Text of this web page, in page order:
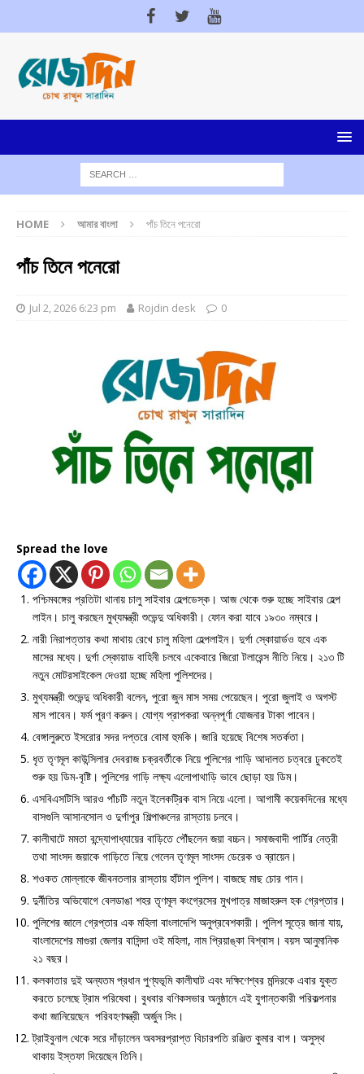
HOME আমার বাংলা পাঁচ তিনে পনেরো
পাঁচ তিনে পনেরো
Jul 2, 2026 6:23 pm Rojdin desk 0
Spread the love
পশ্চিমবঙ্গের প্রতিটা থানায় চালু সাইবার হেল্পডেস্ক। আজ থেকে শুরু হচ্ছে সাইবার হেল্প
লাইন। চালু করছেন মুখ্যমন্ত্রী শুভেন্দু অধিকারী। ফোন করা যাবে ১৯৩০ নম্বরে।
নারী নিরাপত্তার কথা মাথায় রেখে চালু মহিলা হেল্পলাইন। দুর্গা স্কোয়ার্ডও হবে এক
মাসের মধ্যে। দুর্গা স্কোয়াড বাহিনী চলবে একেবারে জিরো টলারেন্স নীতি নিয়ে। ২১৩ টি
নতুন মোটরসাইকেল দেওয়া হচ্ছে মহিলা পুলিশদের।
মুখ্যমন্ত্রী শুভেন্দু অধিকারী বলেন, পুরো জুন মাস সময় পেয়েছেন। পুরো জুলাই ও অগস্ট
মাস পাবেন। ফর্ম পূরণ করুন। যোগ্য প্রাপকরা অন্নপূর্ণা যোজনার টাকা পাবেন।
বেঙ্গালুরুতে ইসরোর সদর দপ্তরে বোমা হুমকি। জারি হয়েছে বিশেষ সতর্কতা।
ধৃত তৃণমূল কাউন্সিলার দেবরাজ চক্রবর্তীকে নিয়ে পুলিশের গাড়ি আদালত চত্বরে ঢুকতেই
শুরু হয় ডিম-বৃষ্টি। পুলিশের গাড়ি লক্ষ্য এলোপাথাড়ি ভাবে ছোড়া হয় ডিম।
এসবিএসটিসি আরও পাঁচটি নতুন ইলেকট্রিক বাস নিয়ে এলো। আগামী কয়েকদিনের মধ্যে
বাসগুলি আসানসোল ও দুর্গাপুর শিল্পাঞ্চলের রাস্তায় চলবে।
কালীঘাটে মমতা বন্দ্যোপাধ্যায়ের বাড়িতে পৌঁছলেন জয়া বচ্চন। সমাজবাদী পার্টির নেত্রী
তথা সাংসদ জয়াকে গাড়িতে নিয়ে গেলেন তৃণমূল সাংসদ ডেরেক ও ব্রায়েন।
শওকত মোল্লাকে জীবনতলার রাস্তায় হাঁটাল পুলিশ। বাজছে মাছ চোর গান।
দুর্নীতির অভিযোগে বেলডাঙা শহর তৃণমূল কংগ্রেসের মুখপাত্র মাজাহরুল হক গ্রেপ্তার।
পুলিশের জালে গ্রেপ্তার এক মহিলা বাংলাদেশি অনুপ্রবেশকারী। পুলিশ সূত্রে জানা যায়,
বাংলাদেশের মাগুরা জেলার বাসিন্দা ওই মহিলা, নাম প্রিয়াঙ্কা বিশ্বাস। বয়স আনুমানিক
২১ বছর।
কলকাতার দুই অন্যতম প্রধান পুণ্যভূমি কালীঘাট এবং দক্ষিণেশ্বর মন্দিরকে এবার যুক্ত
করতে চলেছে ট্রাম পরিষেবা। বুধবার বণিকসভার অনুষ্ঠানে এই যুগান্তকারী পরিকল্পনার
কথা জানিয়েছেন পরিবহণমন্ত্রী অর্জুন সিং।
ট্রাইবুনাল থেকে সরে দাঁড়ালেন অবসরপ্রাপ্ত বিচারপতি রঞ্জিত কুমার বাগ। অসুস্থ
থাকায় ইস্তফা দিয়েছেন তিনি।